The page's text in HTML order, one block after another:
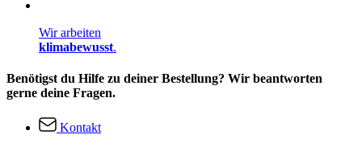
Wir arbeiten
klimabewusst.
Benötigst du Hilfe zu deiner Bestellung? Wir beantworten
gerne deine Fragen.
Kontakt